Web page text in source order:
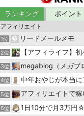
ランキング ポイント
1位 リードメールメモ
2位 【アフィライフ】初心者
3位 megablog（メガブログ）ア
4位 中年おやじが本当にアフィリエ
5位 アフィリエイトで
6位 1日10分で月3万円☆ママでも